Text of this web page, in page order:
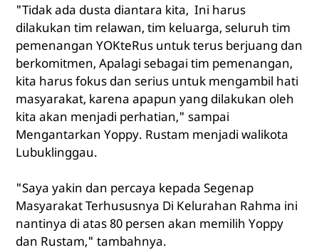
"Tidak ada dusta diantara kita, Ini harus
dilakukan tim relawan, tim keluarga, seluruh tim
pemenangan YOKteRus untuk terus berjuang dan
berkomitmen, Apalagi sebagai tim pemenangan,
kita harus fokus dan serius untuk mengambil hati
masyarakat, karena apapun yang dilakukan oleh
kita akan menjadi perhatian," sampai
Mengantarkan Yoppy. Rustam menjadi walikota
Lubuklinggau.
"Saya yakin dan percaya kepada Segenap
Masyarakat Terhususnya Di Kelurahan Rahma ini
nantinya di atas 80 persen akan memilih Yoppy
dan Rustam," tambahnya.